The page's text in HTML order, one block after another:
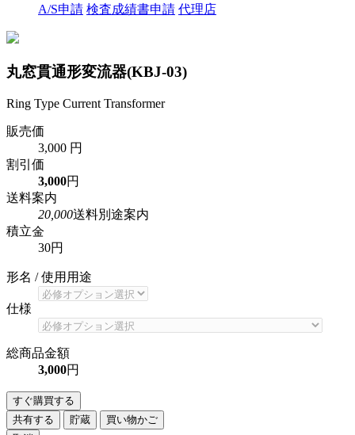
A/S申請 検査成績書申請 代理店
丸窓貫通形変流器(KBJ-03)
Ring Type Current Transformer
販売価
3,000 円
割引価
3,000円
送料案内
20,000送料別途案内
積立金
30円
形名 / 使用用途
仕様
総商品金額
3,000円
すぐ購買する
共有する
貯蔵
買い物かご